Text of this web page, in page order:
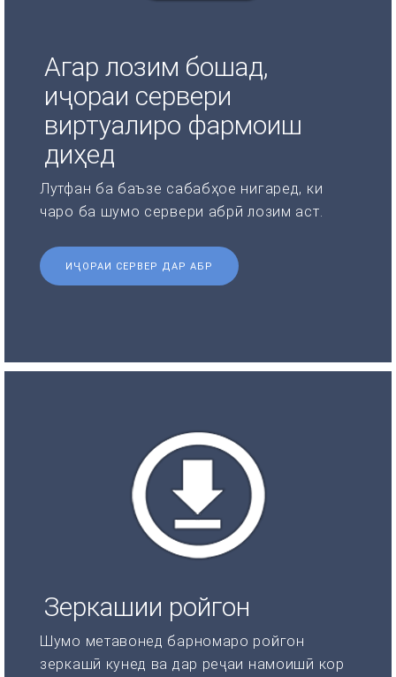
Агар лозим бошад,
иҷораи сервери
виртуалиро фармоиш
диҳед
Лутфан ба баъзе сабабҳое нигаред, ки
чаро ба шумо сервери абрӣ лозим аст.
ИҶОРАИ СЕРВЕР ДАР АБР
Зеркашии ройгон
Шумо метавонед барномаро ройгон
зеркашӣ кунед ва дар реҷаи намоишӣ кор